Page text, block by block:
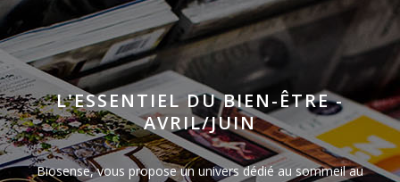
L'ESSENTIEL DU BIEN-ÊTRE -
AVRIL/JUIN
Biosense, vous propose un univers dédié au sommeil au